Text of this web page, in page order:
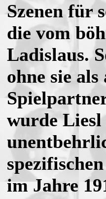
Szenen für
die vom
Ladislaus.
ohne sie
wurde
im Jahre